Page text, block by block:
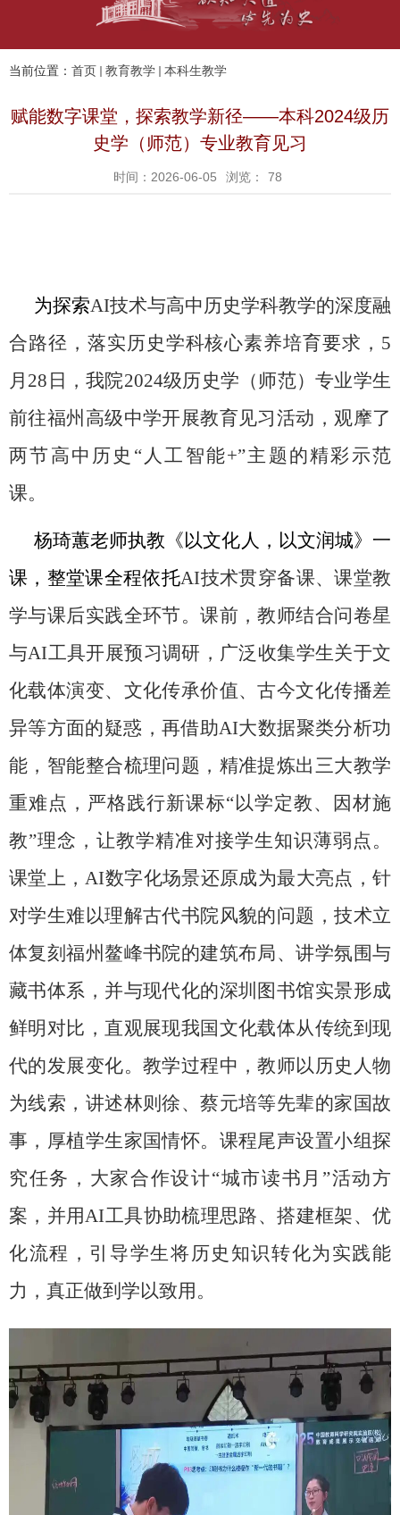
当前位置： 首页 教育教学 本科生教学
赋能数字课堂，探索教学新径——本科2024级历
史学（师范）专业教育见习
时间：2026-06-05 浏览： 78
为探索AI技术与高中历史学科教学的深度融
合路径，落实历史学科核心素养培育要求， 5
月 28 日，我院2024级历史学（师范）专业学生
前往福州高级中学开展教育见习活动，观摩了
两节高中历史“人工智能+”主题的精彩示范
课。
杨琦蕙老师执教《以文化人，以文润城》一
课，整堂课全程依托AI技术贯穿备课、课堂教
学与课后实践全环节。课前，教师结合问卷星
与AI工具开展预习调研，广泛收集学生关于文
化载体演变、文化传承价值、古今文化传播差
异等方面的疑惑，再借助AI大数据聚类分析功
能，智能整合梳理问题，精准提炼出三大教学
重难点，严格践行新课标“以学定教、因材施
教”理念，让教学精准对接学生知识薄弱点。
课堂上，AI数字化场景还原成为最大亮点，针
对学生难以理解古代书院风貌的问题，技术立
体复刻福州鳌峰书院的建筑布局、讲学氛围与
藏书体系，并与现代化的深圳图书馆实景形成
鲜明对比，直观展现我国文化载体从传统到现
代的发展变化。教学过程中，教师以历史人物
为线索，讲述林则徐、蔡元培等先辈的家国故
事，厚植学生家国情怀。课程尾声设置小组探
究任务，大家合作设计“城市读书月”活动方
案，并用AI工具协助梳理思路、搭建框架、优
化流程，引导学生将历史知识转化为实践能
力，真正做到学以致用。